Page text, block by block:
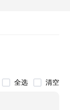
全选 清空